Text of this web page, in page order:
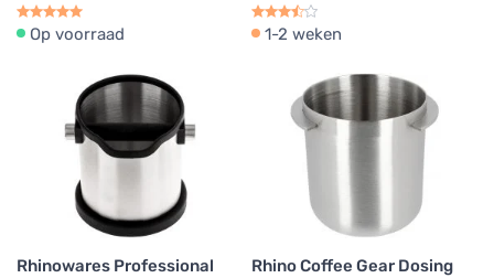
Op voorraad 1-2 weken
Rhinowares Professional
Rhino Coffee Gear Dosing